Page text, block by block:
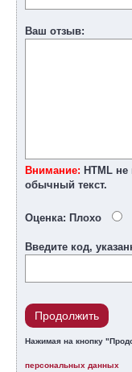
Ваш отзыв:
Внимание: HTML не
обычный текст.
Оценка: Плохо
Введите код,
Продолжить
Нажимая на кнопку
персональных данных